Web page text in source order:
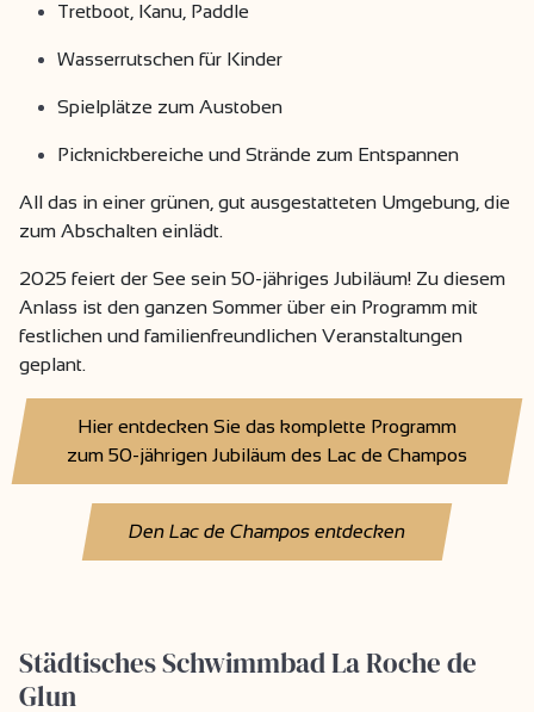
Tretboot, Kanu, Paddle
Wasserrutschen für Kinder
Spielplätze zum Austoben
Picknickbereiche und Strände zum Entspannen
All das in einer grünen, gut ausgestatteten Umgebung, die
zum Abschalten einlädt.
2025 feiert der See sein 50-jähriges Jubiläum! Zu diesem
Anlass ist den ganzen Sommer über ein Programm mit
festlichen und familienfreundlichen Veranstaltungen
geplant.
Hier entdecken Sie das komplette Programm
zum 50-jährigen Jubiläum des Lac de Champos
Den Lac de Champos entdecken
Städtisches Schwimmbad La Roche de
Glun